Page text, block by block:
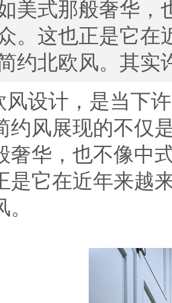
美式那般奢华
。这也正是它在
约北欧风。其
风设计，是当下
约风展现的不仅
奢华，也不像中
是它在近年来越